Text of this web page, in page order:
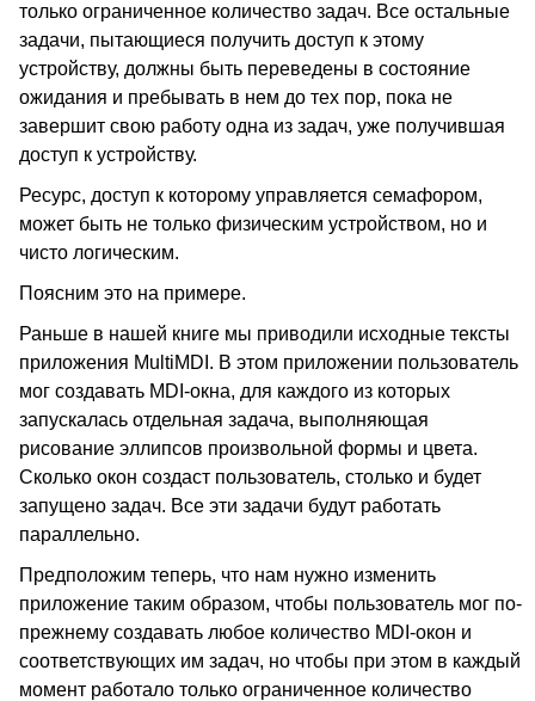
только ограниченное количество задач. Все остальные
задачи, пытающиеся получить доступ к этому
устройству, должны быть переведены в состояние
ожидания и пребывать в нем до тех пор, пока не
завершит свою работу одна из задач, уже получившая
доступ к устройству.
Ресурс, доступ к которому управляется семафором,
может быть не только физическим устройством, но и
чисто логическим.
Поясним это на примере.
Раньше в нашей книге мы приводили исходные тексты
приложения MultiMDI. В этом приложении пользователь
мог создавать MDI-окна, для каждого из которых
запускалась отдельная задача, выполняющая
рисование эллипсов произвольной формы и цвета.
Сколько окон создаст пользователь, столько и будет
запущено задач. Все эти задачи будут работать
параллельно.
Предположим теперь, что нам нужно изменить
приложение таким образом, чтобы пользователь мог по-
прежнему создавать любое количество MDI-окон и
соответствующих им задач, но чтобы при этом в каждый
момент работало только ограниченное количество